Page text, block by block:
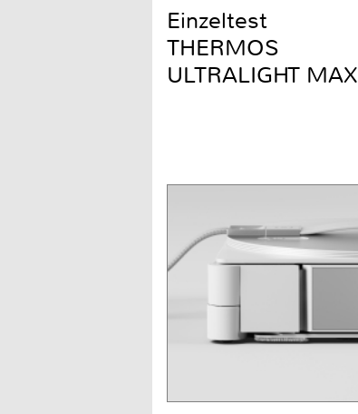
Einzeltest
THERMOS
ULTRALIGHT MAX